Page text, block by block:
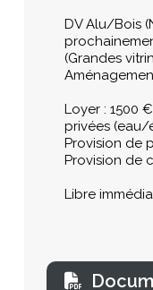
DV Alu/Bois
(Grandes
Loyer : 1500
privées (eau/
Provision de
Provision de
Libre